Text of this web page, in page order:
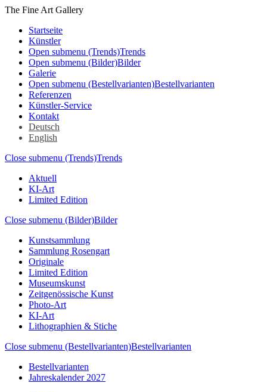
The Fine Art Gallery
Startseite
Künstler
Open submenu (Trends)Trends
Open submenu (Bilder)Bilder
Galerie
Open submenu (Bestellvarianten)Bestellvarianten
Referenzen
Künstler-Service
Kontakt
Deutsch
English
Close submenu (Trends)Trends
Aktuell
KI-Art
Limited Edition
Close submenu (Bilder)Bilder
Kunstsammlung
Sammlung Rosengart
Originale
Limited Edition
Museumskunst
Zeitgenössische Kunst
Photo-Art
KI-Art
Lithographien & Stiche
Close submenu (Bestellvarianten)Bestellvarianten
Bestellvarianten
Jahreskalender 2027